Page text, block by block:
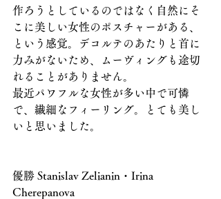
作ろうとしているのではなく自然にそ
こに美しい女性のポスチャーがある、
という感覚。デコルテのあたりと首に
力みがないため、ムーヴィングも途切
れることがありません。
最近パワフルな女性が多い中で可憐
で、繊細なフィーリング。とても美し
いと思いました。
優勝 Stanislav Zelianin・Irina
Cherepanova